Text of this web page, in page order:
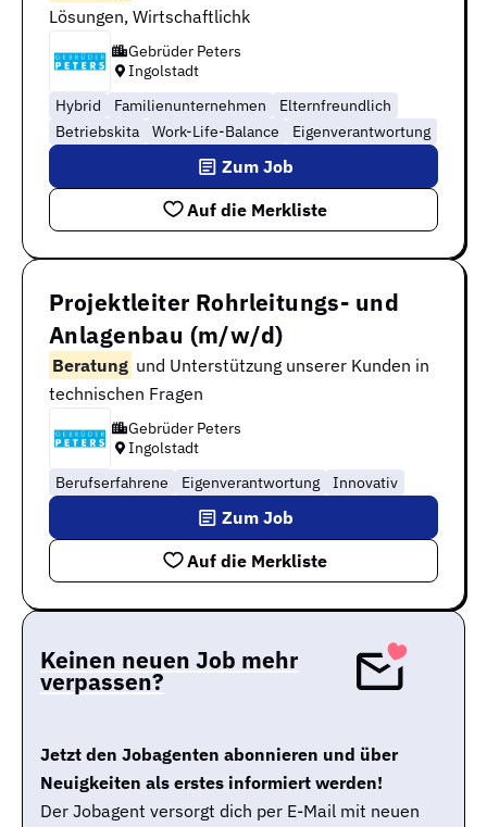
Lösungen, Wirtschaftlichk
Gebrüder Peters
Ingolstadt
Hybrid
Familienunternehmen
Elternfreundlich
Betriebskita
Work-Life-Balance Eigenverantwortung
Auf die Merkliste
Zum Job
Projektleiter Rohrleitungs- und
Anlagenbau (m/w/d)
Beratung und Unterstützung unserer Kunden in
technischen Fragen
Gebrüder Peters
Ingolstadt
Berufserfahrene
Eigenverantwortung Innovativ
Auf die Merkliste
Zum Job
Keinen neuen Job mehr
verpassen?
Jetzt den Jobagenten abonnieren und über
Neuigkeiten als erstes informiert werden!
Der Jobagent versorgt dich per E-Mail mit neuen